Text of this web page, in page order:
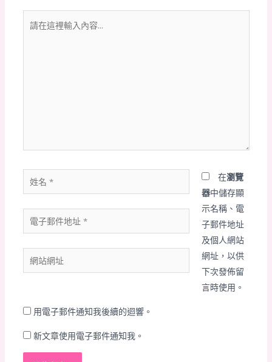
在
名
*
電
子
郵
件
*
站
在瀏覽
器中儲存顯
示名稱、電
子郵件地址
及個人網站
網址，以供
下次發佈留
言時使用。
用電子郵件通知我後續的迴響。
新文章使用電子郵件通知我。